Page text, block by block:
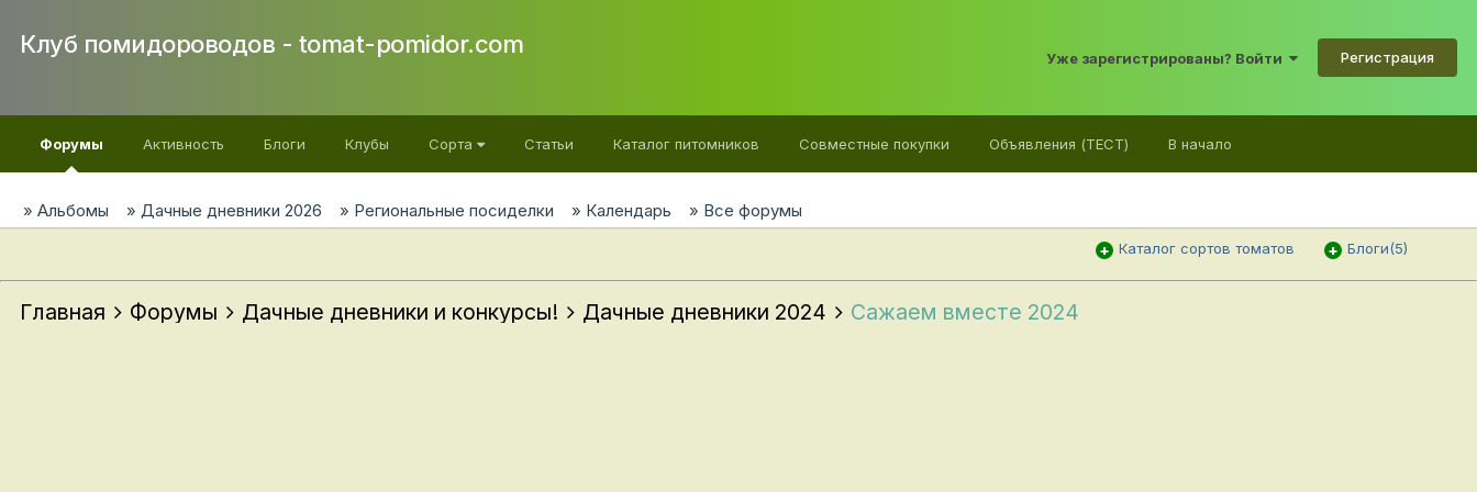
Клуб помидороводов - tomat-pomidor.com
Уже зарегистрированы? Войти Регистрация
Форумы
Альбомы Дачные дневники 2026 Региональные посиделки Календарь Все форумы
Активность Блоги Клубы Сорта Статьи Каталог питомников Cовместные покупки Объявления (ТЕСТ) В начало
Каталог сортов томатов Блоги(5)
Главная Форумы Дачные дневники и конкурсы! Дачные дневники 2024 Сажаем вместе 2024